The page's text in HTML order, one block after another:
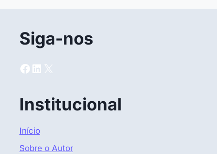
Siga-nos
Facebook
LinkedIn
X
Institucional
Início
Sobre o Autor